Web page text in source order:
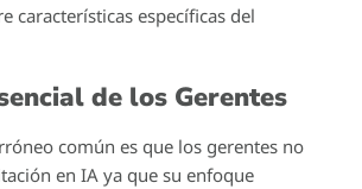
características específicas del
de los Gerentes
común es que los gerentes no
en IA ya que su enfoque